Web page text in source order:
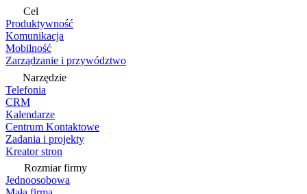
Cel
Produktywność
Komunikacja
Mobilność
Zarządzanie i przywództwo
Narzędzie
Telefonia
CRM
Kalendarze
Centrum Kontaktowe
Zadania i projekty
Kreator stron
Rozmiar firmy
Jednoosobowa